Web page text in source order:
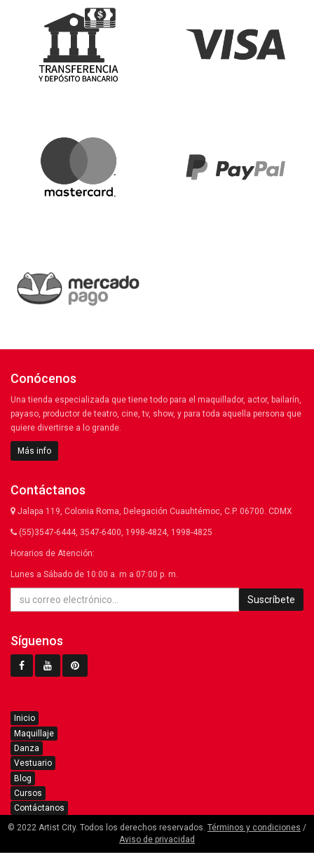
Conócenos
Una tienda especializada que tiene todo para el maquillador, actor, bailarín,
payaso, productor de teatro, cine, tv, show, y para toda aquella persona que
quiere divertirse a lo grande.
Más info
Contáctanos
Jalapa 119, Colonia Roma, Delegación Cuauhtémoc, C.P. 06700. CDMX
(55)3547-6444, 3547-6400, 1998-4824, 1998-4825
Horarios de Atención:
Lunes a Sábado de 10:00 a. m a 07:00 p. m.
Suscríbete
Síguenos
Inicio
Maquillaje
Danza
Vestuario
Blog
Cursos
Contáctanos
© 2022 Artist City. Todos los derechos reservados. Términos y condiciones /
Aviso de privacidad